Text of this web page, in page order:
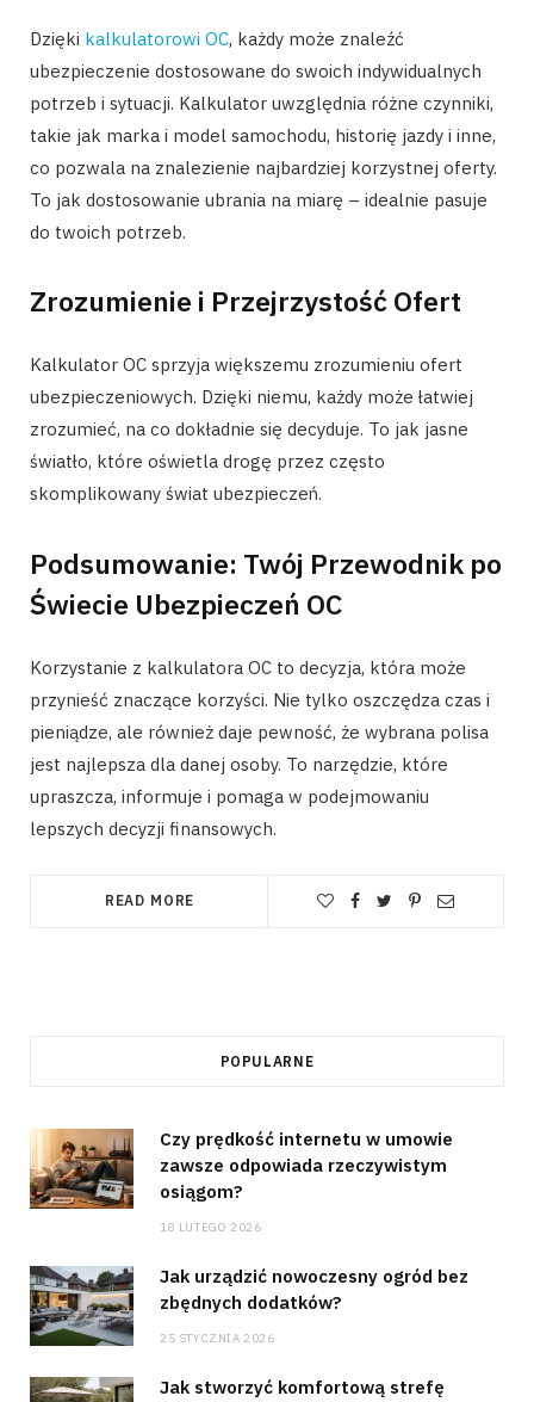
Dzięki kalkulatorowi OC, każdy może znaleźć
ubezpieczenie dostosowane do swoich indywidualnych
potrzeb i sytuacji. Kalkulator uwzględnia różne czynniki,
takie jak marka i model samochodu, historię jazdy i inne,
co pozwala na znalezienie najbardziej korzystnej oferty.
To jak dostosowanie ubrania na miarę – idealnie pasuje
do twoich potrzeb.
Zrozumienie i Przejrzystość Ofert
Kalkulator OC sprzyja większemu zrozumieniu ofert
ubezpieczeniowych. Dzięki niemu, każdy może łatwiej
zrozumieć, na co dokładnie się decyduje. To jak jasne
światło, które oświetla drogę przez często
skomplikowany świat ubezpieczeń.
Podsumowanie: Twój Przewodnik po
Świecie Ubezpieczeń OC
Korzystanie z kalkulatora OC to decyzja, która może
przynieść znaczące korzyści. Nie tylko oszczędza czas i
pieniądze, ale również daje pewność, że wybrana polisa
jest najlepsza dla danej osoby. To narzędzie, które
upraszcza, informuje i pomaga w podejmowaniu
lepszych decyzji finansowych.
READ MORE
POPULARNE
Czy prędkość internetu w umowie
zawsze odpowiada rzeczywistym
osiągom?
18 LUTEGO 2026
Jak urządzić nowoczesny ogród bez
zbędnych dodatków?
25 STYCZNIA 2026
Jak stworzyć komfortową strefę